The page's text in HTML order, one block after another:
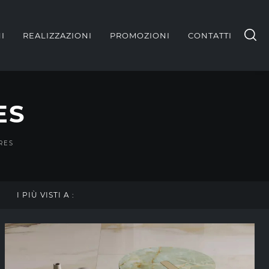
REALIZZAZIONI PROMOZIONI CONTATTI
I PIÙ VISTI A :